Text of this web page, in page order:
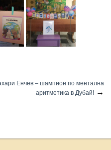
Енчев – шампион по ментална
аритметика в Дубай! →